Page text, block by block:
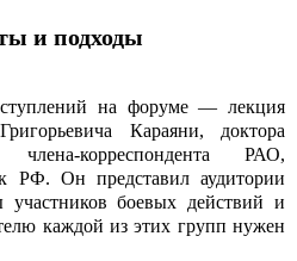
и подходы
на форуме — лекция
Караяни, доктора
члена-корреспондента РАО,
РФ. Он представил аудитории
участников боевых действий и
каждой из этих групп нужен